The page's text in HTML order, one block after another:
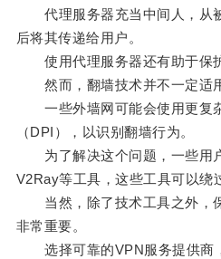
代理服务器充当中间人，从
后将其传递给用户。
使用代理服务器还有助于保护
然而，翻墙技术并不一定适用
一些外墙网可能会使用更复
（DPI），以识别翻墙行为。
为了解决这个问题，一些用
V2Ray等工具，这些工具可以绕
当然，除了技术工具之外，
非常重要。
选择可靠的VPN服务提供商